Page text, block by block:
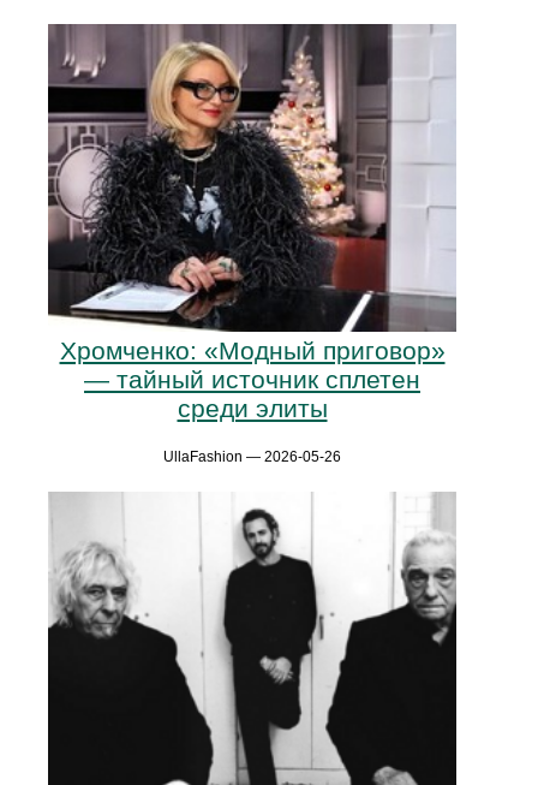
Хромченко: «Модный приговор»
— тайный источник сплетен
среди элиты
UllaFashion — 2026-05-26